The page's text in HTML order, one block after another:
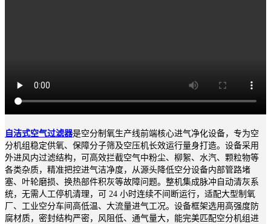
自洁式空气过滤器是空分制氧生产线前端核心进气净化设备，专为空
分机组稳定供氧、保障分子筛及空压机长效运行量身打造。设备采用
外进风内过滤结构，可高效拦截空气中粉尘、柳絮、水汽、颗粒物等
各类杂质，精准把控进气洁净度，从源头降低空分设备内部管路堵
塞、叶轮磨损、换热部件积灰等故障问题。整机集成脉冲自动清灰系
统，无需人工停机清理，可 24 小时连续不间断运行，适配大型制氧
厂、工业空分车间高低温、大流量进气工况。设备框架选用高强度防
腐材质，密封结构严密，风阻低、通气量大，能完美匹配空分机组进